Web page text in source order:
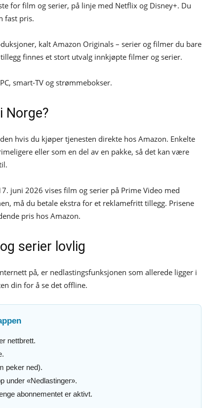
for film og serier, på linje med Netflix og Disney+. Du
fast pris.
kalt Amazon Originals – serier og filmer du bare
finnes et stort utvalg innkjøpte filmer og serier.
smart-TV og strømmebokser.
Norge?
hvis du kjøper tjenesten direkte hos Amazon. Enkelte
eller som en del av en pakke, så det kan være
juni 2026 vises film og serier på Prime Video med
må du betale ekstra for et reklamefritt tillegg. Prisene
pris hos Amazon.
serier lovlig
på, er nedlastingsfunksjonen som allerede ligger i
din for å se det offline.
nettbrett.
peker ned).
under «Nedlastinger».
abonnementet er aktivt.